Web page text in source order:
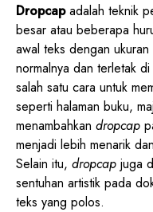
Dropcapadalah teknik
besar atau beberapa
awal teks dengan
normalnya dan terletak
salah satu cara untuk
seperti halaman buku,
menambahkan dropcap
menjadi lebih menarik
Selain itu, dropcap juga
sentuhan artistik pada
teks yang polos.